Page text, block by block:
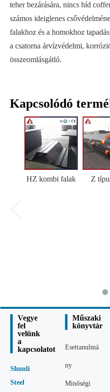
teher bezárására, nincs híd
számos ideiglenes
falakhoz és a homokhoz
a csatorna árvízvédelmi,
összeomlásgátló.
Kapcsolódó
HZ kombi falak Z
Vegye
fel
velünk
a
kapcsolatot
Shunli
Steel
Műszaki
könyvtár
Esettanulmá
ny
Minőségi